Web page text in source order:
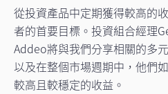
從投資產品中定期獲得較高的
者的首要目標。投資組合經理
Addeo將與我們分享相關的多
以及在整個市場週期中，他們
較高且較穩定的收益。